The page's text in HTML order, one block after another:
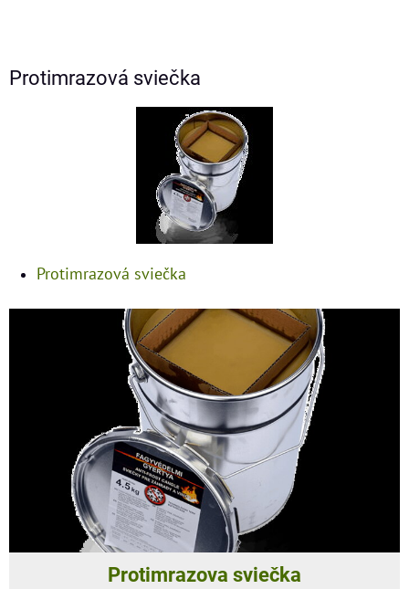
Protimrazová sviečka
Protimrazová sviečka
Protimrazova sviečka